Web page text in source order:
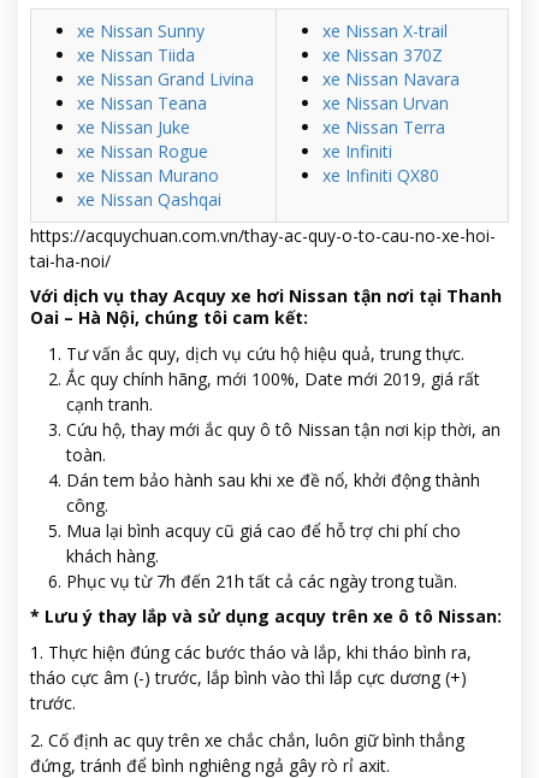
xe Nissan Sunny
xe Nissan Tiida
xe Nissan Grand Livina
xe Nissan Teana
xe Nissan Juke
xe Nissan Rogue
xe Nissan Murano
xe Nissan Qashqai
xe Nissan X-trail
xe Nissan 370Z
xe Nissan Navara
xe Nissan Urvan
xe Nissan Terra
xe Infiniti
xe Infiniti QX80
https://acquychuan.com.vn/thay-ac-quy-o-to-cau-no-xe-hoi-
tai-ha-noi/
Với dịch vụ thay Acquy xe hơi Nissan tận nơi tại Thanh
Oai – Hà Nội, chúng tôi cam kết:
Tư vấn ắc quy, dịch vụ cứu hộ hiệu quả, trung thực.
Ắc quy chính hãng, mới 100%, Date mới 2019, giá rất
cạnh tranh.
Cứu hộ, thay mới ắc quy ô tô Nissan tận nơi kịp thời, an
toàn.
Dán tem bảo hành sau khi xe đề nổ, khởi động thành
công.
Mua lại bình acquy cũ giá cao để hỗ trợ chi phí cho
khách hàng.
Phục vụ từ 7h đến 21h tất cả các ngày trong tuần.
* Lưu ý thay lắp và sử dụng acquy trên xe ô tô Nissan:
1. Thực hiện đúng các bước tháo và lắp, khi tháo bình ra,
tháo cực âm (-) trước, lắp bình vào thì lắp cực dương (+)
trước.
2. Cố định ac quy trên xe chắc chắn, luôn giữ bình thẳng
đứng, tránh để bình nghiêng ngả gây rò rỉ axit.